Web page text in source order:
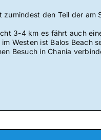
den Teil der
3-4 km es fährt auch
Westen ist Balos Beach
Besuch in Chania